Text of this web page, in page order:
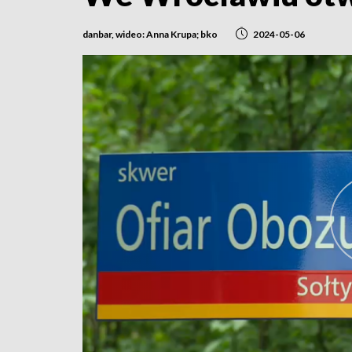
danbar, wideo: Anna Krupa; bko 2024-05-06